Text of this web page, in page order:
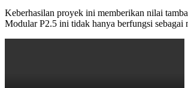
Keberhasilan proyek ini memberikan nilai
Modular P2.5 ini tidak hanya berfungsi sebagai